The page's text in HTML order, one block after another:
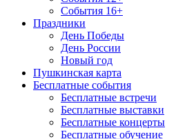
События 16+
Праздники
День Победы
День России
Новый год
Пушкинская карта
Бесплатные события
Бесплатные встречи
Бесплатные выставки
Бесплатные концерты
Бесплатные обучение